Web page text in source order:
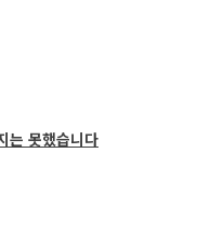
못했습니다